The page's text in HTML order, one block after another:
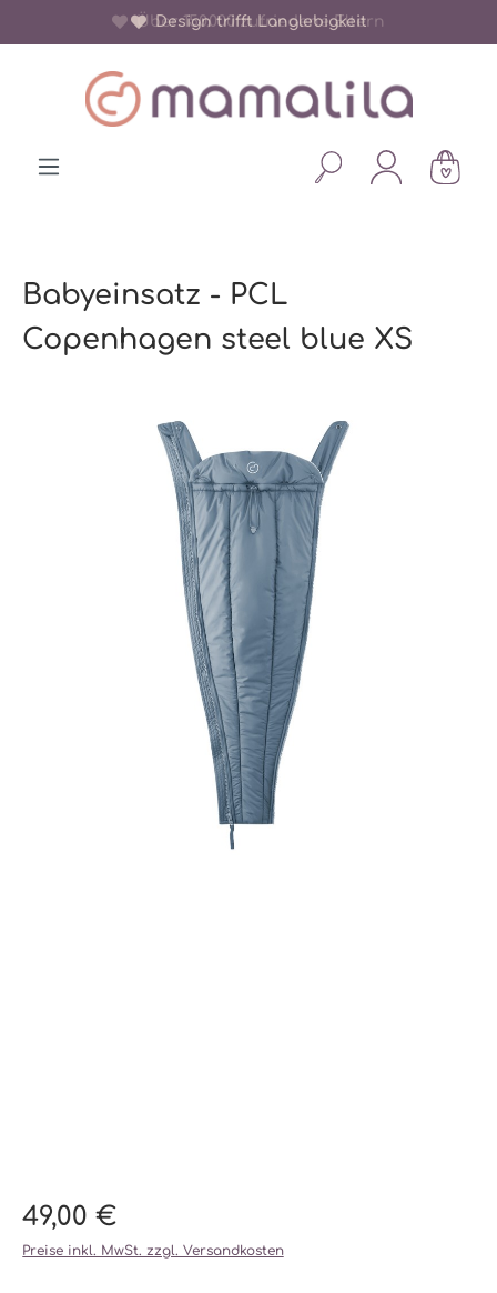
springen Über 150.000 zufriedene Eltern
Design trifft Langlebigkeit
Babyeinsatz - PCL
Copenhagen steel blue XS
49,00 €
Preise inkl. MwSt. zzgl. Versandkosten